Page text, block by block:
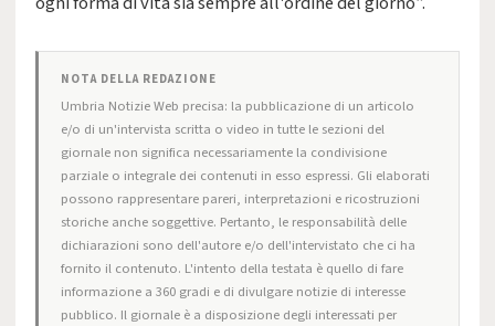
NOTA DELLA REDAZIONE
Umbria Notizie Web precisa: la pubblicazione di un articolo
e/o di un'intervista scritta o video in tutte le sezioni del
giornale non significa necessariamente la condivisione
parziale o integrale dei contenuti in esso espressi. Gli elaborati
possono rappresentare pareri, interpretazioni e ricostruzioni
storiche anche soggettive. Pertanto, le responsabilità delle
dichiarazioni sono dell'autore e/o dell'intervistato che ci ha
fornito il contenuto. L'intento della testata è quello di fare
informazione a 360 gradi e di divulgare notizie di interesse
pubblico. Il giornale è a disposizione degli interessati per